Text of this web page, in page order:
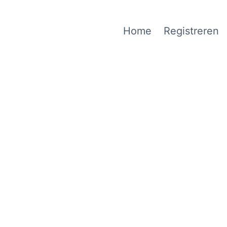
Home Registreren